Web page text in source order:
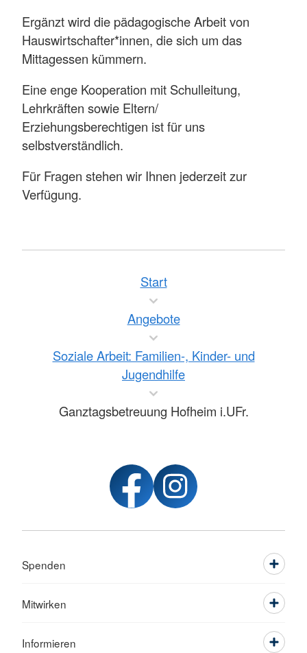
Ergänzt wird die pädagogische Arbeit von
Hauswirtschafter*innen, die sich um das
Mittagessen kümmern.
Eine enge Kooperation mit Schulleitung,
Lehrkräften sowie Eltern/
Erziehungsberechtigen ist für uns
selbstverständlich.
Für Fragen stehen wir Ihnen jederzeit zur
Verfügung.
Start
Angebote
Soziale Arbeit: Familien-, Kinder- und
Jugendhilfe
Ganztagsbetreuung Hofheim i.UFr.
Spenden
Mitwirken
Informieren